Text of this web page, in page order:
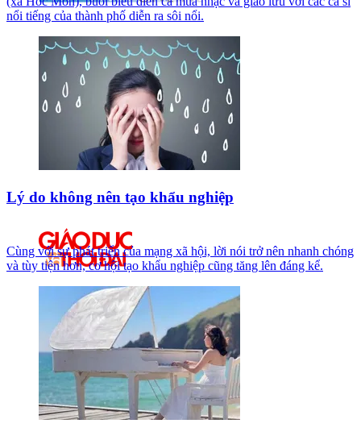
nổi tiếng của thành phố diễn ra sôi nổi.
Lý do không nên tạo khẩu nghiệp
Cùng với sự phát triển của mạng xã hội, lời nói trở nên nhanh chóng
và tùy tiện hơn, cơ hội tạo khẩu nghiệp cũng tăng lên đáng kể.